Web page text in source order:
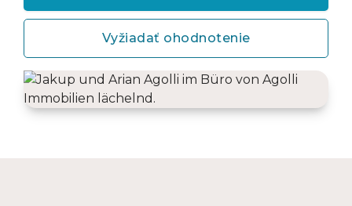
Vyžiadať ohodnotenie